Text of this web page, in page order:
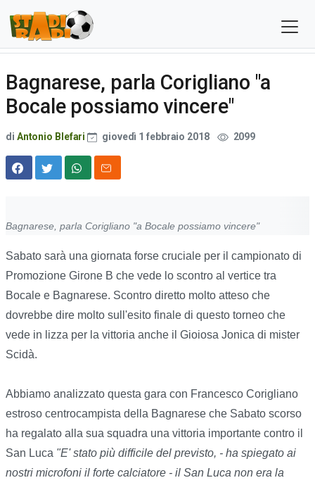
Bagnarese, parla Corigliano "a
Bocale possiamo vincere"
di Antonio Blefari giovedì 1 febbraio 2018 2099
Bagnarese, parla Corigliano "a Bocale possiamo vincere"
Sabato sarà una giornata forse cruciale per il campionato di
Promozione Girone B che vede lo scontro al vertice tra
Bocale e Bagnarese. Scontro diretto molto atteso che
dovrebbe dire molto sull'esito finale di questo torneo che
vede in lizza per la vittoria anche il Gioiosa Jonica di mister
Scidà.
Abbiamo analizzato questa gara con Francesco Corigliano
estroso centrocampista della Bagnarese che Sabato scorso
ha regalato alla sua squadra una vittoria importante contro il
San Luca "E' stato più difficile del previsto, - ha spiegato ai
nostri microfoni il forte calciatore - il San Luca non era la